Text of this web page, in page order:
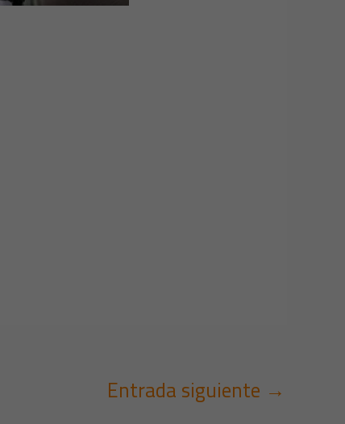
Entrada siguiente →